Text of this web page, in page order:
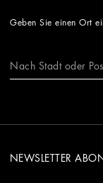
Geben Sie einen Ort
NEWSLETTER